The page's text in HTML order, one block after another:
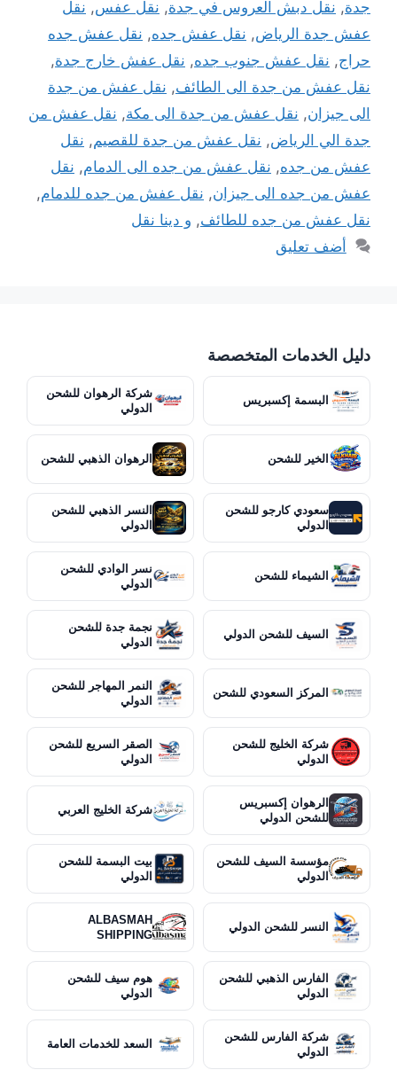
جدة, نقل دبش العروس في جدة, نقل عفس, نقل
عفش جدة الرياض, نقل عفش جده, نقل عفش جده
حراج, نقل عفش جنوب جده, نقل عفش خارج جدة,
نقل عفش من جدة الى الطائف, نقل عفش من جدة
الى جيزان, نقل عفش من جدة الى مكة, نقل عفش من
جدة الي الرياض, نقل عفش من جدة للقصيم, نقل
عفش من جده, نقل عفش من جده الى الدمام, نقل
عفش من جده الى جيزان, نقل عفش من جده للدمام,
نقل عفش من جده للطائف, و دينا نقل
أضف تعليق
دليل الخدمات المتخصصة
البسمة إكسبريس
شركة الرهوان للشحن
الدولي
الخير للشحن الرهوان الذهبي للشحن
سعودي كارجو للشحن
الدولي
النسر الذهبي للشحن
الدولي
الشيماء للشحن
نسر الوادي للشحن
الدولي
السيف للشحن الدولي
نجمة جدة للشحن
الدولي
المركز السعودي للشحن
النمر المهاجر للشحن
الدولي
شركة الخليج للشحن
الدولي
الصقر السريع للشحن
الدولي
الرهوان إكسبريس
للشحن الدولي
شركة الخليج العربي
مؤسسة السيف للشحن
الدولي
بيت البسمة للشحن
الدولي
النسر للشحن الدولي
ALBASMAH
SHIPPING
الفارس الذهبي للشحن
الدولي
هوم سيف للشحن
الدولي
شركة الفارس للشحن
الدولي
السعد للخدمات العامة